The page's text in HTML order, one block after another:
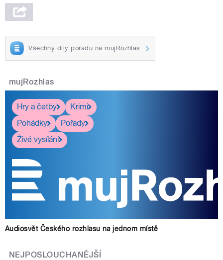
Všechny díly pořadu na mujRozhlas
mujRozhlas
Hry a četby
Krimi
Pohádky
Pořady
Živé vysílání
Audiosvět Českého rozhlasu na jednom místě
NEJPOSLOUCHANĚJŠÍ